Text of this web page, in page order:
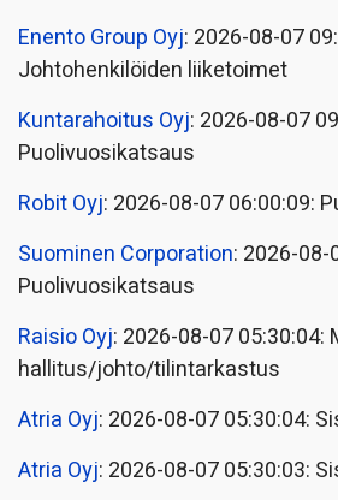
Enento Group Oyj: 2026-08-07
Johtohenkilöiden liiketoimet
Kuntarahoitus Oyj: 2026-08-07
Puolivuosikatsaus
Robit Oyj: 2026-08-07 06:00:09:
Suominen Corporation: 2026-08-
Puolivuosikatsaus
Raisio Oyj: 2026-08-07 05:30:04:
hallitus/johto/tilintarkastus
Atria Oyj: 2026-08-07 05:30:04:
Atria Oyj: 2026-08-07 05:30:03: